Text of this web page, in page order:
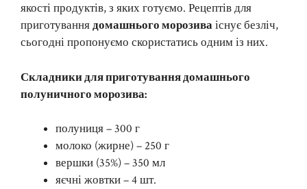
якості продуктів, з яких готуємо. Рецептів для
приготуваннядомашнього морозиваіснує безліч,
сьогодні пропонуємо скористатись одним із них.
Складники для приготування домашнього
полуничного морозива:
полуниця – 300 г
молоко (жирне) – 250 г
вершки (35%) – 350 мл
яєчні жовтки – 4 шт.